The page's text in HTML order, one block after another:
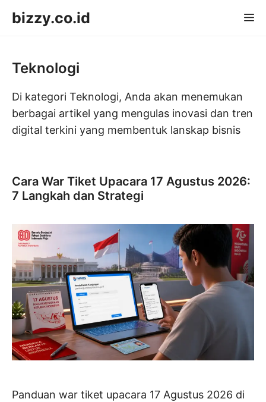
bizzy.co.id
Teknologi
Di kategori Teknologi, Anda akan menemukan
berbagai artikel yang mengulas inovasi dan tren
digital terkini yang membentuk lanskap bisnis
Cara War Tiket Upacara 17 Agustus 2026:
7 Langkah dan Strategi
Panduan war tiket upacara 17 Agustus 2026 di